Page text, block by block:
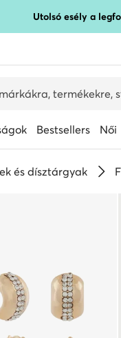
Utolsó esély a
Bestsellers Női
és dísztárgyak